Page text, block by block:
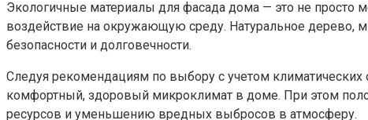
Экологичные материалы для фасада дома — это не просто
воздействие на окружающую среду. Натуральное дерево,
безопасности и долговечности.
Следуя рекомендациям по выбору с учетом климатических
комфортный, здоровый микроклимат в доме. При этом
ресурсов и уменьшению вредных выбросов в атмосфе‍ру.